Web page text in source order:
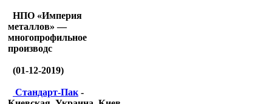
НПО «Империя
металлов» —
многопрофильное
производс
(01-12-2019)
Стандарт-Пак -